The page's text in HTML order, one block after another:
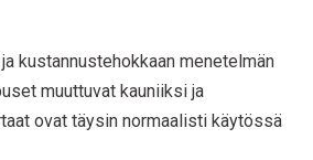
kustannustehokkaan menetelmän
muuttuvat kauniiksi ja
ovat täysin normaalisti käytössä